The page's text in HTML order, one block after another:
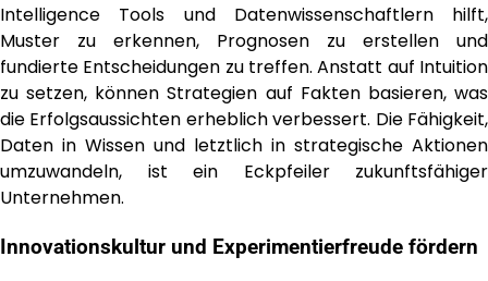
Intelligence Tools und Datenwissenschaftlern hilft,
Muster zu erkennen, Prognosen zu erstellen und
fundierte Entscheidungen zu treffen. Anstatt auf Intuition
zu setzen, können Strategien auf Fakten basieren, was
die Erfolgsaussichten erheblich verbessert. Die Fähigkeit,
Daten in Wissen und letztlich in strategische Aktionen
umzuwandeln, ist ein Eckpfeiler zukunftsfähiger
Unternehmen.
Innovationskultur und Experimentierfreude fördern